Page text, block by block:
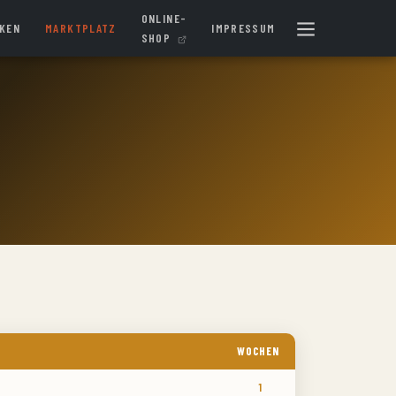
MARKTPLATZ
ONLINE-
SHOP
IMPRESSUM
WOCHEN
1